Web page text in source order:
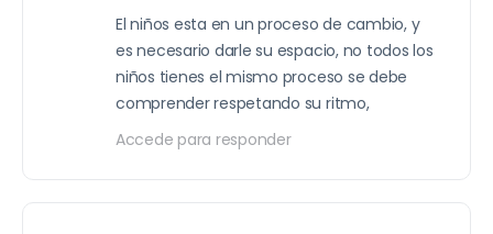
El niños esta en un proceso de cambio, y
es necesario darle su espacio, no todos los
niños tienes el mismo proceso se debe
comprender respetando su ritmo,
Accede para responder